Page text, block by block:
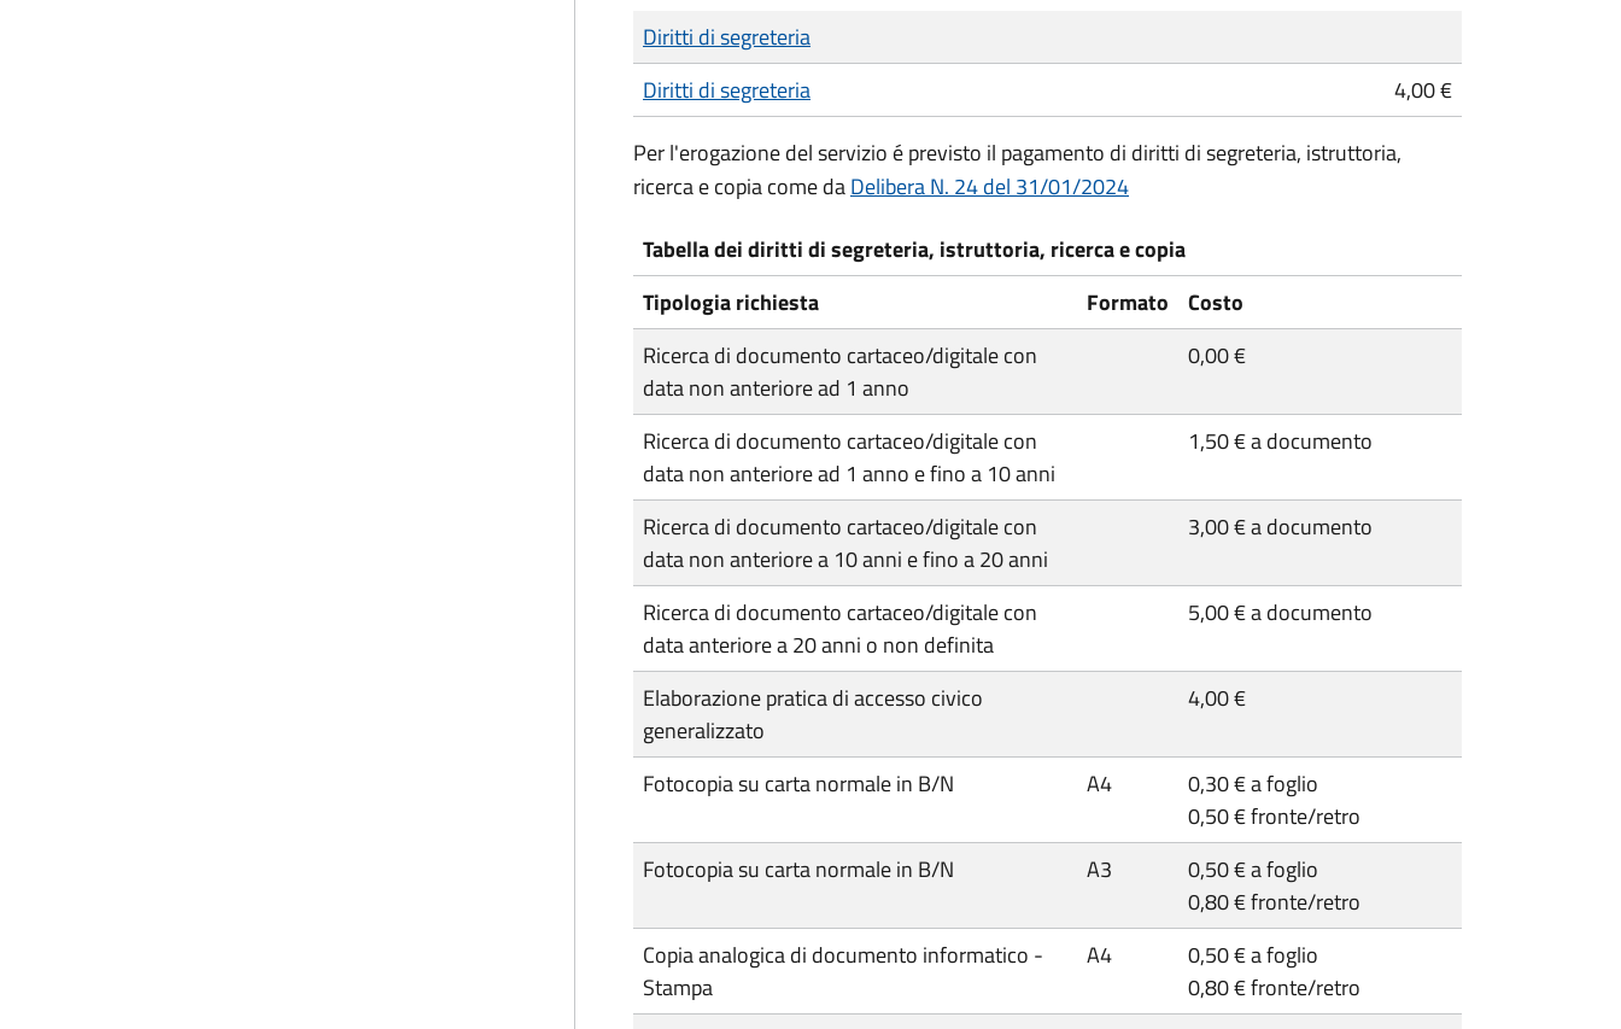
Tipo di pagamento
Importo
Diritti di segreteria
Diritti di segreteria
4,00 €
Per l'erogazione del servizio é previsto il pagamento di diritti di segreteria, istruttoria,
ricerca e copia come daDelibera N. 24 del 31/01/2024
Tabella dei diritti di segreteria, istruttoria, ricerca e copia
Tipologia richiesta
Formato
Costo
Ricerca di documento cartaceo/digitale con
data non anteriore ad 1 anno
0,00 €
Ricerca di documento cartaceo/digitale con
data non anteriore ad 1 anno e fino a 10 anni
1,50 € a documento
Ricerca di documento cartaceo/digitale con
data non anteriore a 10 anni e fino a 20 anni
3,00 € a documento
Ricerca di documento cartaceo/digitale con
data anteriore a 20 anni o non definita
5,00 € a documento
Elaborazione pratica di accesso civico
generalizzato
4,00 €
Fotocopia su carta normale in B/N A4
0,30 € a foglio
0,50 € fronte/retro
Fotocopia su carta normale in B/N
A3
0,50 € a foglio
0,80 € fronte/retro
Copia analogica di documento informatico -
Stampa
A4
0,50 € a foglio
0,80 € fronte/retro